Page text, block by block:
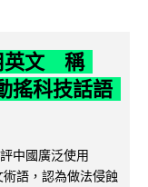
英文 稱
搖科技話語
中國廣泛使用
語，認為做法侵蝕